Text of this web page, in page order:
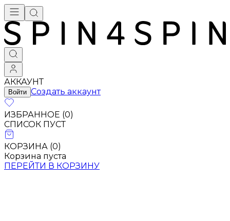
АККАУНТ
Войти Создать аккаунт
ИЗБРАННОЕ (0)
СПИСОК ПУСТ
КОРЗИНА (0)
Корзина пуста
ПЕРЕЙТИ В КОРЗИНУ